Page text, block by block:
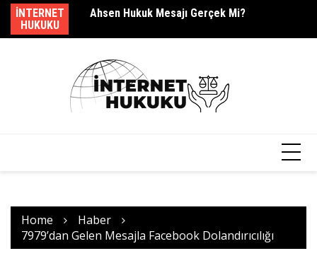
Skip
content
INTERNET
HUKUKU
Ahsen Hukuk Mesajı Gerçek Mi?
Home
Haber
7979’dan Gelen Mesajla Facebook Dolandırıcılığı